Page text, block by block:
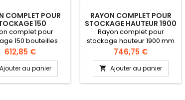
COMPLET POUR
150
BOUTEILLES
complet pour
150 bouteilles
: 2 échelles, 1
15 niveaux.
de bouteilles maxi :
150
Prix
612,85 €
Ajouter au panier
RAYON COMPLET POUR
STOCKAGE HAUTEUR 1900
MM 180 BOUTEILLES
Rayon complet pour
stockage hauteur 1900 mm
180 bouteilles Composition :
2 échelles, 1 croisillon, 18
niveaux. Nombre de
bouteilles maxi : 180
Prix
746,75 €
 Ajouter au panier